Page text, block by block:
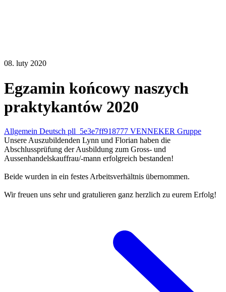
08. luty 2020
Egzamin końcowy naszych
praktykantów 2020
Allgemein Deutsch pll_5e3e7ff918777 VENNEKER Gruppe
Unsere Auszubildenden Lynn und Florian haben die
Abschlussprüfung der Ausbildung zum Gross- und
Aussenhandelskauffrau/-mann erfolgreich bestanden!
Beide wurden in ein festes Arbeitsverhältnis übernommen.
Wir freuen uns sehr und gratulieren ganz herzlich zu eurem Erfolg!